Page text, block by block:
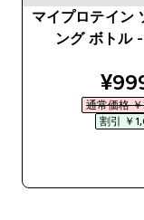
マイプロテイン
ング ボトル
通常価格
割引 ￥